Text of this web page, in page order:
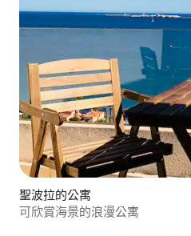
聖波拉的公寓
可欣賞海景的浪漫公寓